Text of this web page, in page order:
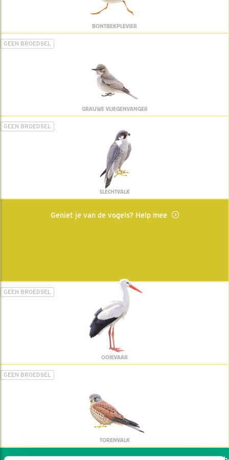
BONTBEKPLEVIER
GEEN BROEDSEL
GRAUWE VLIEGENVANGER
GEEN BROEDSEL
SLECHTVALK
Geniet je van de vogels? Help mee
GEEN BROEDSEL
OOIEVAAR
GEEN BROEDSEL
TORENVALK